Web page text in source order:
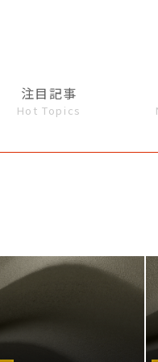
注目記事
Hot Topics